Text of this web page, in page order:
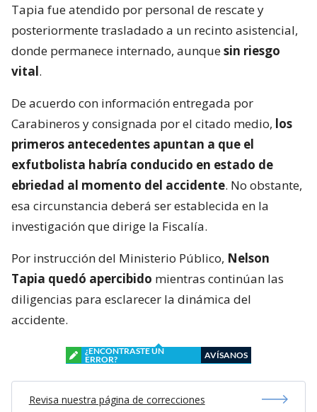
Tapia fue atendido por personal de rescate y
posteriormente trasladado a un recinto asistencial,
donde permanece internado, aunquesin riesgo
vital.
De acuerdo con información entregada por
Carabineros y consignada por el citado medio, los
primeros antecedentes apuntan a que el
exfutbolista habría conducido en estado de
ebriedad al momento del accidente. No obstante,
esa circunstancia deberá ser establecida en la
investigación que dirige la Fiscalía.
Por instrucción del Ministerio Público, Nelson
Tapia quedó apercibido mientras continúan las
diligencias para esclarecer la dinámica del
accidente.
¿ENCONTRASTE UN
ERROR?
AVÍSANOS
Revisa nuestra página de correcciones